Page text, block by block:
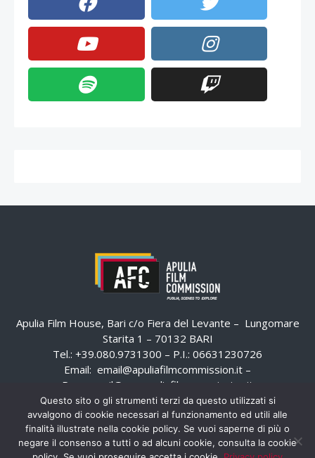
Apulia Film House, Bari c/o Fiera del Levante – Lungomare
Starita 1 – 70132 BARI
Tel.: +39.080.9731300 – P.I.: 06631230726
Email: email@apuliafilmcommission.it –
Pec:
email@pec.apuliafilmcommission.it
Questo sito o gli strumenti terzi da questo utilizzati si
avvalgono di cookie necessari al funzionamento ed utili alle
finalità illustrate nella cookie policy. Se vuoi saperne di più o
negare il consenso a tutti o ad alcuni cookie, consulta la cookie